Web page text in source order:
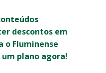
descontos em
o Fluminense
plano agora!